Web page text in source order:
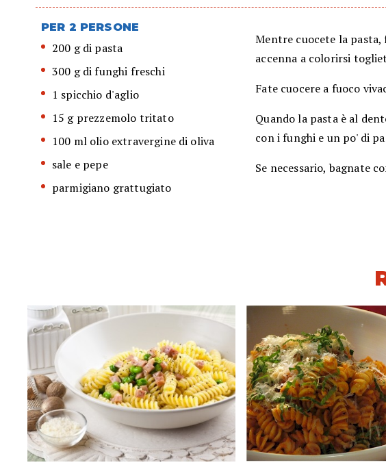
PER 2 PERSONE
200 g di pasta
300 g di funghi freschi
1 spicchio d'aglio
15 g prezzemolo tritato
100 ml olio extravergine di oliva
sale e pepe
parmigiano grattugiato
Mentre cuocete la
accenna a colorirsi
Fate cuocere a fuoco
Quando la pasta è al
con i funghi e un po' di
Se necessario, bagnate